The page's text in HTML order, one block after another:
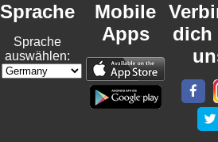
Sprache
Sprache
auswählen:
Mobile
Apps
dich